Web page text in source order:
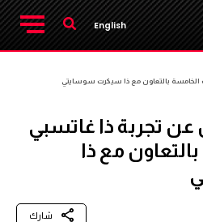
English
الخامسة بالتعاون مع ذا سيكرت سوسايتي
تجربة ذا غاتسبي
مع ذا
شارك